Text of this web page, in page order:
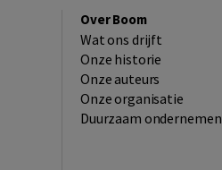
Over Boom
Wat ons drijft
Onze historie
Onze auteurs
Onze organisatie
Duurzaam ondernemen